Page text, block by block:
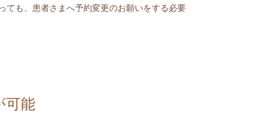
ても、患者さまへ予約変更のお願いをする必要
可能